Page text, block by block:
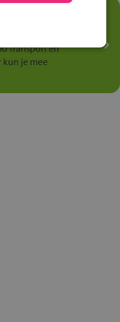
Logistiek
Transport en
kun je mee